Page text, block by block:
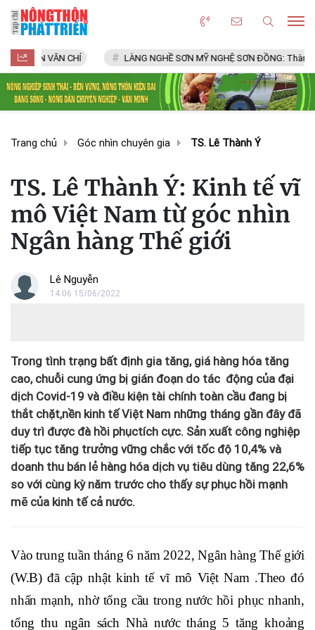
VĂN CHÍ LÀNG NGHỀ SƠN MỸ NGHỆ SƠN ĐỒNG: Thành viên
Trang chủ Góc nhìn chuyên gia TS. Lê Thành Ý
TS. Lê Thành Ý: Kinh tế vĩ
mô Việt Nam từ góc nhìn
Ngân hàng Thế giới
Lê Nguyễn
14:06 15/06/2022
Trong tình trạng bất định gia tăng, giá hàng hóa tăng
cao, chuỗi cung ứng bị gián đoạn do tác động của đại
dịch Covid-19 và điều kiện tài chính toàn cầu đang bị
thắt chặt,nền kinh tế Việt Nam những tháng gần đây đã
duy trì được đà hồi phụctích cực. Sản xuất công nghiệp
tiếp tục tăng trưởng vững chắc với tốc độ 10,4% và
doanh thu bán lẻ hàng hóa dịch vụ tiêu dùng tăng 22,6%
so với cùng kỳ năm trước cho thấy sự phục hồi mạnh
mẽ của kinh tế cả nước.
Vào trung tuần tháng 6 năm 2022, Ngân hàng Thế giới
(W.B) đã cập nhật kinh tế vĩ mô Việt Nam .Theo đó
nhấn mạnh, nhờ tổng cầu trong nước hồi phục nhanh,
tổng thu ngân sách Nhà nước tháng 5 tăng khoảng